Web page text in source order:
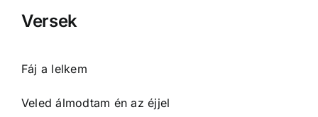
Versek
Fáj a lelkem
Veled álmodtam én az éjjel